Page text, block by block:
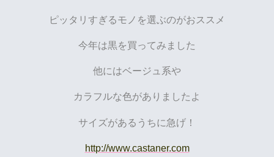
ピッタリすぎるモノを選ぶのがおススメ
今年は黒を買ってみました
他にはベージュ系や
カラフルな色がありましたよ
サイズがあるうちに急げ！
http://www.castaner.com